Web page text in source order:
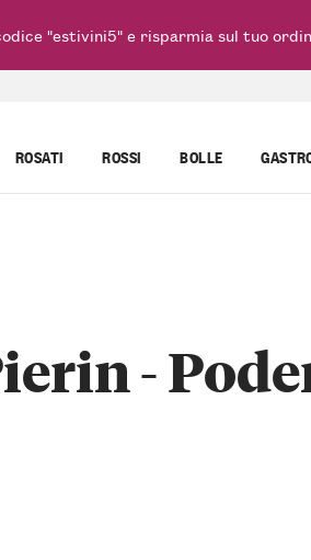
ROSATI ROSSI BOLLE
-
"estivini5" e risparmia sul tuo